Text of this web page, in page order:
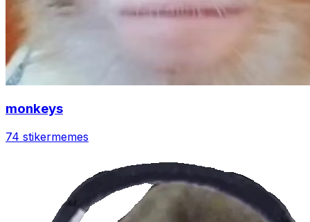
monkeys
74 stikermemes